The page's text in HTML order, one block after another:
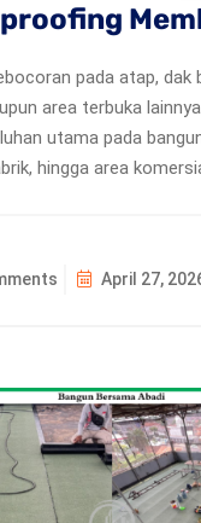
pada atap, dak
area terbuka
utama pada
hingga area
April 27,